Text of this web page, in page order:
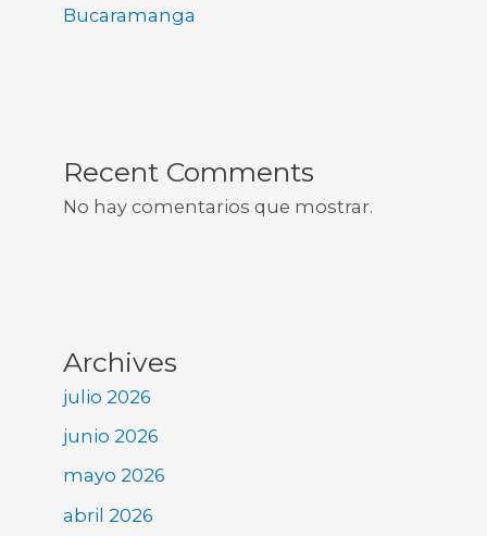
Bucaramanga
Recent Comments
No hay comentarios que mostrar.
Archives
julio 2026
junio 2026
mayo 2026
abril 2026